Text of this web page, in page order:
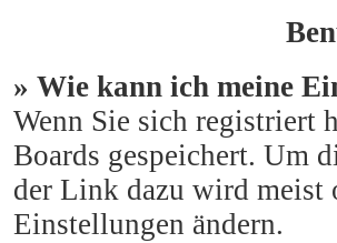
» Wie kann ich meine
Wenn Sie sich registriert
Boards gespeichert. Um
der Link dazu wird meist
Einstellungen ändern.